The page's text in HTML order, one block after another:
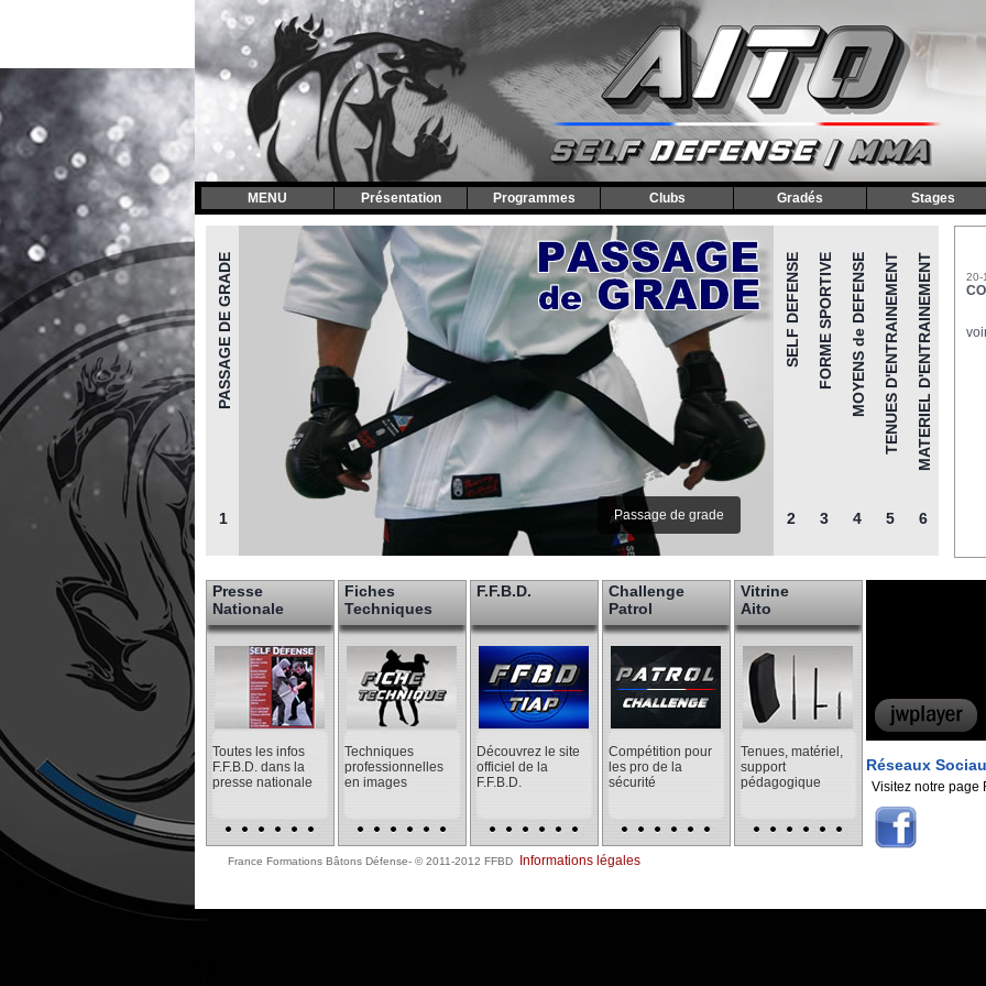
MENU Présentation Programmes Clubs Gradés Stages
PASSAGE DE GRADE
1 Passage de grade
SELF DEFENSE
2
FORME SPORTIVE
3
MOYENS de DEFENSE
4
TENUES D'ENTRAINEMENT
5
MATERIEL D'ENTRAINEMENT
6
20-
Presse
Nationale
Toutes les infos
F.F.B.D. dans la
presse nationale
Fiches
Techniques
Techniques
professionnelles
en images
F.F.B.D.
Découvrez le site
officiel de la
F.F.B.D.
Challenge
Patrol
Compétition pour
les pro de la
sécurité
Vitrine
Aito
Tenues, matériel,
support
pédagogique
Réseaux
Visitez notre page
France Formations Bâtons Défense- © 2011-2012 FFBD Informations légales